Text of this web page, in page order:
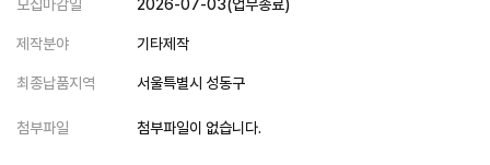
모집마감일 2026-07-03(업무종료)
제작분야 기타제작
최종납품지역 서울특별시 성동구
첨부파일 첨부파일이 없습니다.